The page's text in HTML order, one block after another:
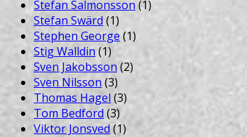
Stefan Salmonsson (1)
Stefan Swärd (1)
Stephen George(1)
Stig Walldin(1)
Sven Jakobsson(2)
Sven Nilsson(3)
Thomas Hagel (3)
Tom Bedford(3)
Viktor Jonsved(1)